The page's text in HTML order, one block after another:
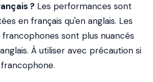
? Les performances sont
en français qu'en anglais. Les
francophones sont plus nuancés
À utiliser avec précaution si